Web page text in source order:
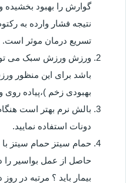
گوارش را بهبود بخشیده
نتیجه فشار وارده به
تسریع درمان موثر است.
ورزش ورزش سبک می
باشد برای این منظور
بهبودی زخم )،پیاده
بالش نرم بهتر است
دونات استفاده نمایید.
حمام سیتز حمام سیتز
حاصل از عمل بواسیر را
بیمار باید ؟ مرتبه در